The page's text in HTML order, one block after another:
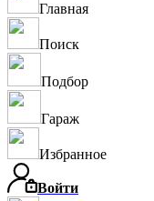
Главная
Поиск
Подбор
Гараж
Избранное
Войти